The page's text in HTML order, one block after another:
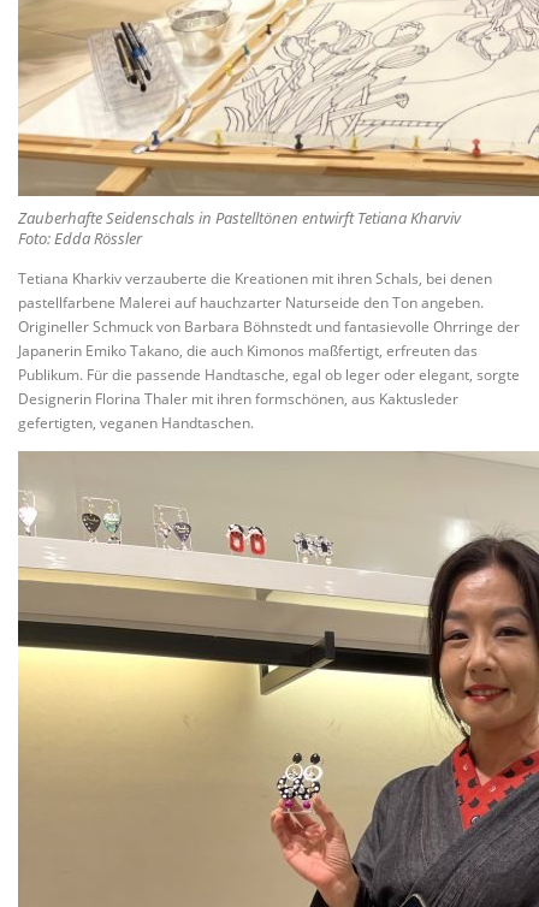
Zauberhafte Seidenschals in Pastelltönen entwirft Tetiana Kharviv
Foto: Edda Rössler
Tetiana Kharkiv verzauberte die Kreationen mit ihren Schals, bei denen
pastellfarbene Malerei auf hauchzarter Naturseide den Ton angeben.
Origineller Schmuck von Barbara Böhnstedt und fantasievolle Ohrringe der
Japanerin Emiko Takano, die auch Kimonos maßfertigt, erfreuten das
Publikum. Für die passende Handtasche, egal ob leger oder elegant, sorgte
Designerin Florina Thaler mit ihren formschönen, aus Kaktusleder
gefertigten, veganen Handtaschen.